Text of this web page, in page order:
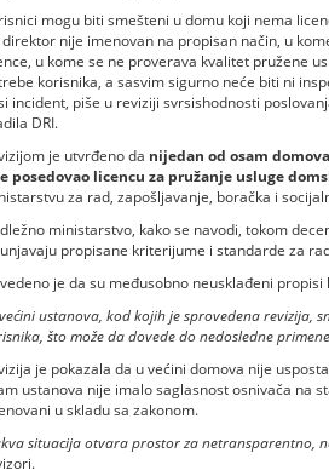
mogu biti smešteni u domu koji nema
nije imenovan na propisan način, u
u kome se ne proverava kvalitet pružene
korisnika, a sasvim sigurno neće biti ni
incident, piše u reviziji svrsishodnosti
DRI.
je utvrđeno da nijedan od osam
posedovao licencu za pružanje usluge
za rad, zapošljavanje, boračka i
ministarstvo, kako se navodi, tokom
propisane kriterijume i standarde za
je da su međusobno neusklađeni
većini ustanova, kod kojih je sprovedena revizija,
što može da dovede do nedosledne
je pokazala da u većini domova nije
ustanova nije imalo saglasnost osnivača na
u skladu sa zakonom.
situacija otvara prostor za netransparentno,